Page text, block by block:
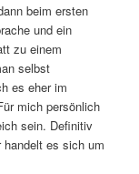
beim ersten
und ein
zu einem
selbst
es eher im
mich persönlich
sein. Definitiv
es sich um